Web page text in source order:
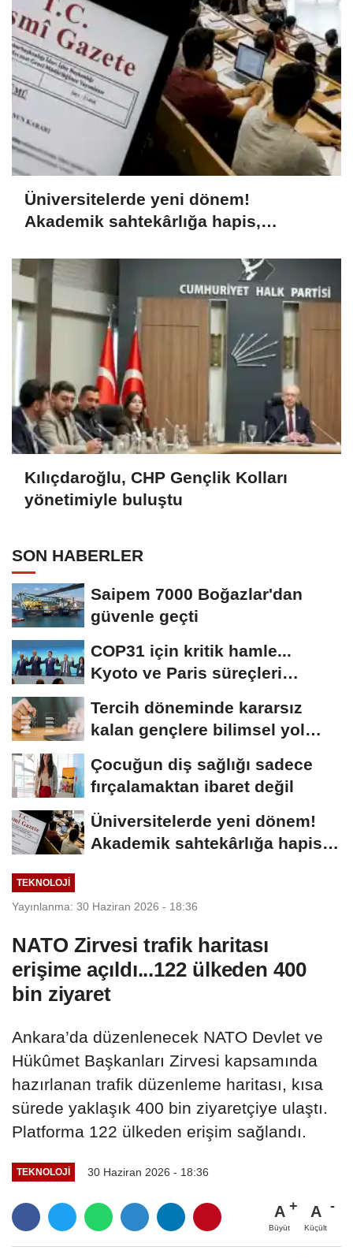
Üniversitelerde yeni dönem!
Akademik sahtekârlığa hapis,
Kılıçdaroğlu, CHP Gençlik Kolları
yönetimiyle buluştu
SON HABERLER
Saipem 7000 Boğazlar'dan
güvenle geçti
COP31 için kritik hamle...
Kyoto ve Paris süreçleri
Tercih döneminde kararsız
kalan gençlere bilimsel yol
Çocuğun diş sağlığı sadece
fırçalamaktan ibaret değil
Üniversitelerde yeni dönem!
Akademik sahtekârlığa hapis,
TEKNOLOJI
Yayınlanma: 30 Haziran 2026 - 18:36
NATO Zirvesi trafik haritası
erişime açıldı...122 ülkeden 400
bin ziyaret
Ankara’da düzenlenecek NATO Devlet ve
Hükûmet Başkanları Zirvesi kapsamında
hazırlanan trafik düzenleme haritası, kısa
sürede yaklaşık 400 bin ziyaretçiye ulaştı.
Platforma 122 ülkeden erişim sağlandı.
TEKNOLOJI 30 Haziran 2026 - 18:36
A
Büyüt
A
Küçült